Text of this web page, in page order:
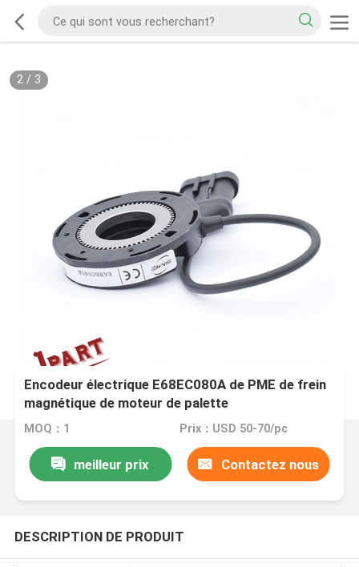
2/ 3
Encodeur électrique E68EC080A de PME de frein
magnétique de moteur de palette
MOQ：1 Prix：USD 50-70/pc
meilleur prix Contactez nous
DESCRIPTION DE PRODUIT